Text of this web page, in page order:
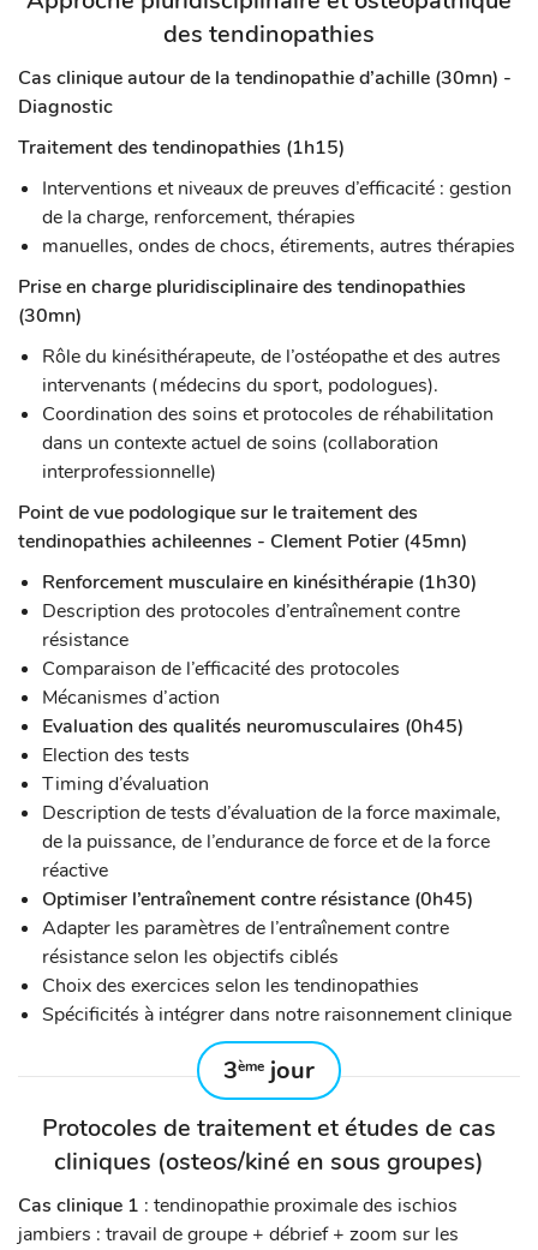
des tendinopathies
Cas clinique autour de la tendinopathie d’achille (30mn) -
Diagnostic
Traitement des tendinopathies (1h15)
Interventions et niveaux de preuves d’efficacité : gestion
de la charge, renforcement, thérapies
manuelles, ondes de chocs, étirements, autres thérapies
Prise en charge pluridisciplinaire des tendinopathies
(30mn)
Rôle du kinésithérapeute, de l’ostéopathe et des autres
intervenants (médecins du sport, podologues).
Coordination des soins et protocoles de réhabilitation
dans un contexte actuel de soins (collaboration
interprofessionnelle)
Point de vue podologique sur le traitement des
tendinopathies achileennes - Clement Potier (45mn)
Renforcement musculaire en kinésithérapie (1h30)
Description des protocoles d’entraînement contre
résistance
Comparaison de l’efficacité des protocoles
Mécanismes d’action
Evaluation des qualités neuromusculaires (0h45)
Election des tests
Timing d’évaluation
Description de tests d’évaluation de la force maximale,
de la puissance, de l’endurance de force et de la force
réactive
Optimiser l’entraînement contre résistance (0h45)
Adapter les paramètres de l’entraînement contre
résistance selon les objectifs ciblés
Choix des exercices selon les tendinopathies
Spécificités à intégrer dans notre raisonnement clinique
3ème jour
Protocoles de traitement et études de cas
cliniques (osteos/kiné en sous groupes)
Cas clinique 1 : tendinopathie proximale des ischios
jambiers : travail de groupe + débrief + zoom sur les